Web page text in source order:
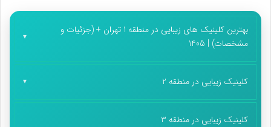
بهترین کلینیک های زیبایی در منطقه 1 تهران + (جزئیات و
مشخصات) | 1405
کلینیک زیبایی در منطقه 2
کلینیک زیبایی در منطقه 3